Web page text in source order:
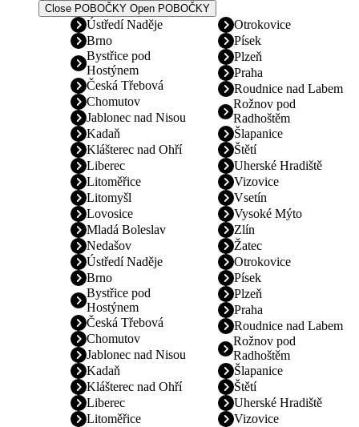
Close POBOČKY Open POBOČKY
Ústředí Naděje
Brno
Bystřice pod
Hostýnem
Česká Třebová
Chomutov
Jablonec nad Nisou
Kadaň
Klášterec nad Ohří
Liberec
Litoměřice
Litomyšl
Lovosice
Mladá Boleslav
Nedašov
Otrokovice
Písek
Plzeň
Praha
Roudnice nad Labem
Rožnov pod
Radhoštěm
Šlapanice
Štětí
Uherské Hradiště
Vizovice
Vsetín
Vysoké Mýto
Zlín
Žatec
Ústředí Naděje
Brno
Bystřice pod
Hostýnem
Česká Třebová
Chomutov
Jablonec nad Nisou
Kadaň
Klášterec nad Ohří
Liberec
Litoměřice
Otrokovice
Písek
Plzeň
Praha
Roudnice nad Labem
Rožnov pod
Radhoštěm
Šlapanice
Štětí
Uherské Hradiště
Vizovice